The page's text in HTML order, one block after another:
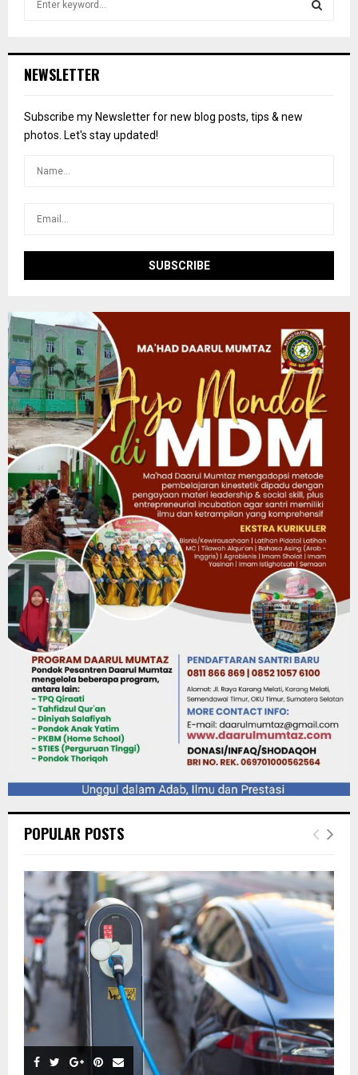
h
o
r
NEWSLETTER
Subscribe my Newsletter for new blog posts, tips & new
photos. Let's stay updated!
POPULAR POSTS